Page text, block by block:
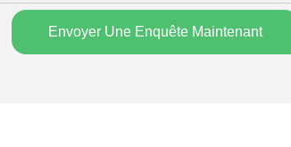
Envoyer Une Enquête Maintenant